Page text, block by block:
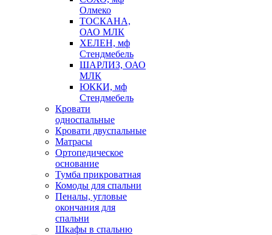
Олмеко
ТОСКАНА,
ОАО МЛК
ХЕЛЕН, мф
Стендмебель
ШАРЛИЗ, ОАО
МЛК
ЮККИ, мф
Стендмебель
Кровати
односпальные
Кровати двуспальные
Матрасы
Ортопедическое
основание
Тумба прикроватная
Комоды для спальни
Пеналы, угловые
окончания для
спальни
Шкафы в спальню